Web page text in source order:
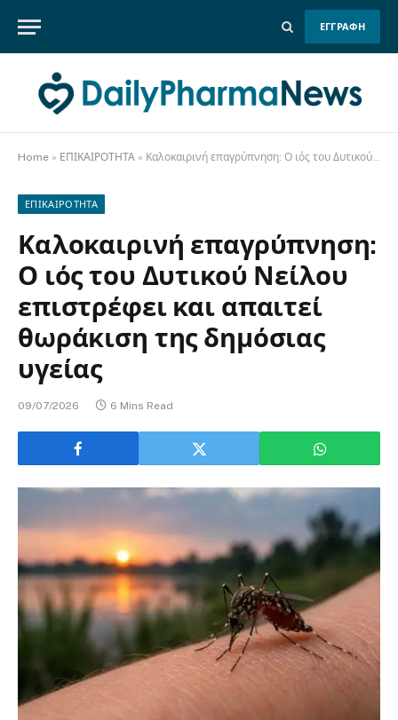
ΕΓΓΡΑΦΗ
Home » ΕΠΙΚΑΙΡΟΤΗΤΑ » Καλοκαιρινή επαγρύπνηση: Ο ιός του Δυτικού Νείλου επιστρέφει και απαιτεί θωράκιση της δημόσιας υγείας
ΕΠΙΚΑΙΡΟΤΗΤΑ
Καλοκαιρινή επαγρύπνηση:
Ο ιός του Δυτικού Νείλου
επιστρέφει και απαιτεί
θωράκιση της δημόσιας
υγείας
09/07/2026 6 Mins Read